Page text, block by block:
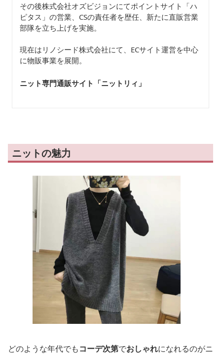
その後株式会社オズビジョンにてポイントサイト「ハ
ピタス」の営業、CSの責任者を歴任、新たに直販営業
部隊を立ち上げを実施。
現在はリノシード株式会社にて、ECサイト運営を中心
に物販事業を展開。
ニット専門通販サイト「ニットリィ 」
ニットの魅力
どのような年代でもコーデ次第でおしゃれになれるのがニ